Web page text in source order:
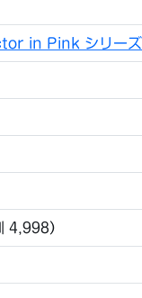
in Pink シリーズ
4,998）